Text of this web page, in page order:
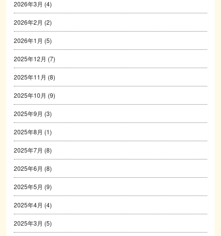
2026年3月 (4)
2026年2月 (2)
2026年1月 (5)
2025年12月 (7)
2025年11月 (8)
2025年10月 (9)
2025年9月 (3)
2025年8月 (1)
2025年7月 (8)
2025年6月 (8)
2025年5月 (9)
2025年4月 (4)
2025年3月 (5)